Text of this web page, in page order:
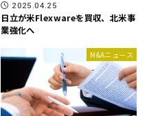
2025.04.25
日立が米Flexwareを買収、北米事
業強化へ
M&Aニュース